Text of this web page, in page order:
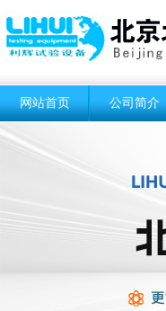
网站首页 公司简介